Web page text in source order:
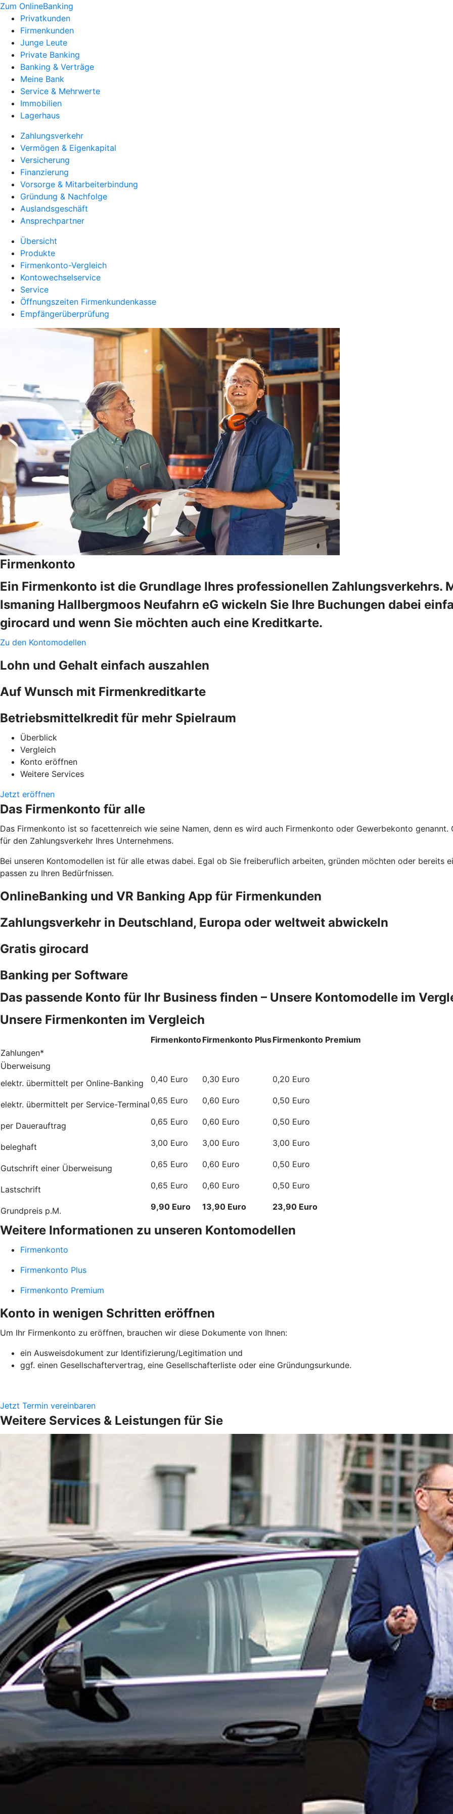
Zum OnlineBanking
Privatkunden
Firmenkunden
Junge Leute
Private Banking
Banking & Verträge
Meine Bank
Service & Mehrwerte
Immobilien
Lagerhaus
Zahlungsverkehr
Vermögen & Eigenkapital
Versicherung
Finanzierung
Vorsorge & Mitarbeiterbindung
Gründung & Nachfolge
Auslandsgeschäft
Ansprechpartner
Übersicht
Produkte
Firmenkonto-Vergleich
Kontowechselservice
Service
Öffnungszeiten Firmenkundenkasse
Empfängerüberprüfung
Firmenkonto
Ein Firmenkonto ist die Grundlage Ihres professionellen Zahlungsverkehrs.
Ismaning Hallbergmoos Neufahrn eG wickeln Sie Ihre Buchungen dabei
girocard und wenn Sie möchten auch eine Kreditkarte.
Zu den Kontomodellen
Lohn und Gehalt einfach auszahlen
Auf Wunsch mit Firmenkreditkarte
Betriebsmittelkredit für mehr Spielraum
Überblick
Vergleich
Konto eröffnen
Weitere Services
Jetzt eröffnen
Das Firmenkonto für alle
Das Firmenkonto ist so facettenreich wie seine Namen, denn es wird auch Firmenkonto oder Gewerbekonto
für den Zahlungsverkehr Ihres Unternehmens.
Bei unseren Kontomodellen ist für alle etwas dabei. Egal ob Sie freiberuflich arbeiten, gründen möchten oder bereits
passen zu Ihren Bedürfnissen.
OnlineBanking und VR Banking App für Firmenkunden
Zahlungsverkehr in Deutschland, Europa oder weltweit abwickeln
Gratis girocard
Banking per Software
Das passende Konto für Ihr Business finden – Unsere Kontomodelle im
Unsere Firmenkonten im Vergleich
FirmenkontoFirmenkonto PlusFirmenkonto Premium
Zahlungen*
Überweisung
elektr. übermittelt per Online-Banking
0,40 Euro 0,30 Euro 0,20 Euro
elektr. übermittelt per Service-Terminal 0,65 Euro 0,60 Euro 0,50 Euro
per Dauerauftrag 0,65 Euro 0,60 Euro 0,50 Euro
beleghaft 3,00 Euro 3,00 Euro 3,00 Euro
Gutschrift einer Überweisung 0,65 Euro 0,60 Euro 0,50 Euro
Lastschrift 0,65 Euro 0,60 Euro 0,50 Euro
Grundpreis p.M. 9,90 Euro 13,90 Euro 23,90 Euro
Weitere Informationen zu unseren Kontomodellen
Firmenkonto
Firmenkonto Plus
Firmenkonto Premium
Konto in wenigen Schritten eröffnen
Um Ihr Firmenkonto zu eröffnen, brauchen wir diese Dokumente von Ihnen:
ein Ausweisdokument zur Identifizierung/Legitimation und
ggf. einen Gesellschaftervertrag, eine Gesellschafterliste oder eine Gründungsurkunde.
Jetzt Termin vereinbaren
Weitere Services & Leistungen für Sie